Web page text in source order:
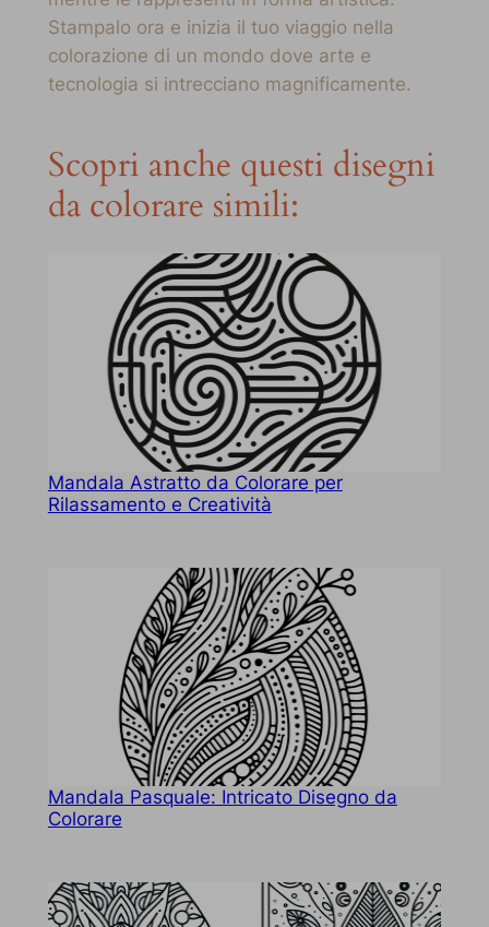
Stampalo ora e inizia il tuo viaggio nella
colorazione di un mondo dove arte e
tecnologia si intrecciano magnificamente.
Scopri anche questi disegni
da colorare simili:
Mandala Astratto da Colorare per
Rilassamento e Creatività
Mandala Pasquale: Intricato Disegno da
Colorare